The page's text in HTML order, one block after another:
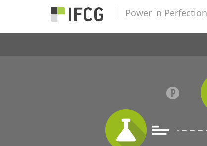
Power in Perfection